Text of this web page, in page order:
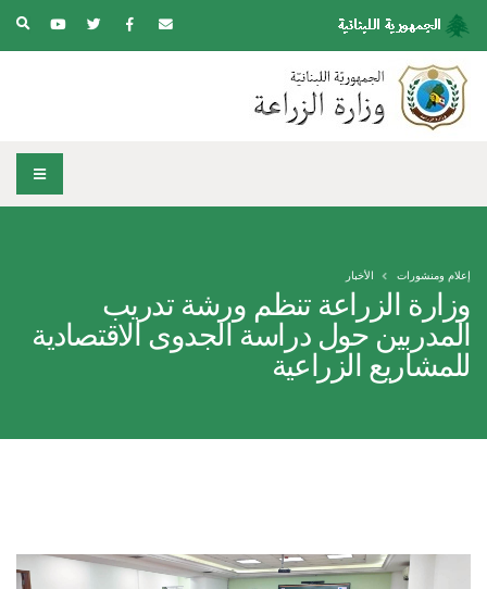
وزارة الزراعة تنظم ورشة تدريب
المدربين حول دراسة الجدوى الاقتصادية
للمشاريع الزراعية
إعلام ومنشورات الأخبار